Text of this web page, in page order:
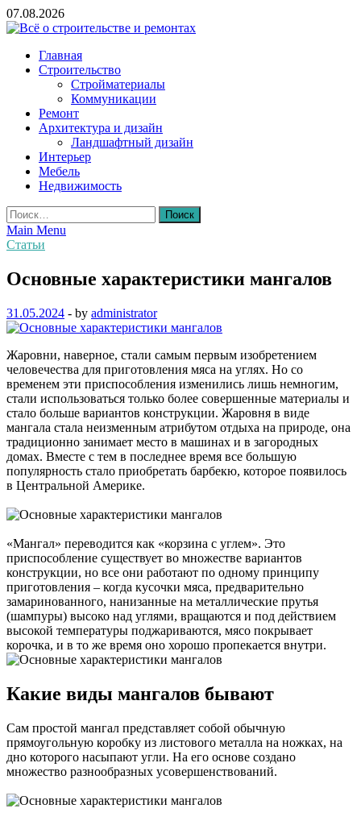
Skip
to
07.08.2026
Всё о строительстве и ремонтах
Главная
Строительство
Стройматериалы
Коммуникации
Ремонт
Архитектура и дизайн
Ландшафтный дизайн
Интерьер
Мебель
Недвижимость
Найти:
Main Menu
Статьи
Основные характеристики мангалов
31.05.2024 - by administrator
Жаровни, наверное, стали самым первым изобретением
человечества для приготовления мяса на углях. Но со
временем эти приспособления изменились лишь немногим,
стали использоваться только более совершенные материалы и
стало больше вариантов конструкции. Жаровня в виде
мангала стала неизменным атрибутом отдыха на природе, она
традиционно занимает место в машинах и в загородных
домах. Вместе с тем в последнее время все большую
популярность стало приобретать барбекю, которое появилось
в Центральной Америке.
«Мангал» переводится как «корзина с углем». Это
приспособление существует во множестве вариантов
конструкции, но все они работают по одному принципу
приготовления – когда кусочки мяса, предварительно
замаринованного, нанизанные на металлические прутья
(шампуры) высоко над углями, вращаются и под действием
высокой температуры поджариваются, мясо покрывает
корочка, и в то же время оно хорошо пропекается внутри.
Какие виды мангалов бывают
Сам простой мангал представляет собой обычную
прямоугольную коробку из листового металла на ножках, на
дно которого насыпают угли. На его основе создано
множество разнообразных усовершенствований.